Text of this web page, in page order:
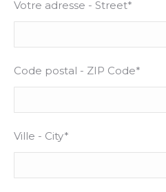
Votre adresse - Street*
Code postal - ZIP Code*
Ville - City*